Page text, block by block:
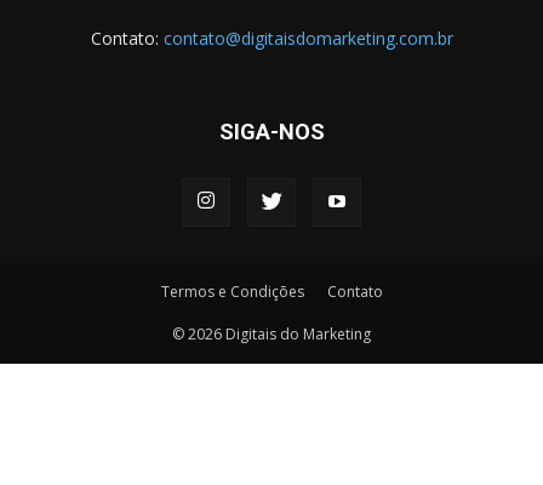
Contato: contato@digitaisdomarketing.com.br
SIGA-NOS
Termos e Condições Contato
© 2026 Digitais do Marketing